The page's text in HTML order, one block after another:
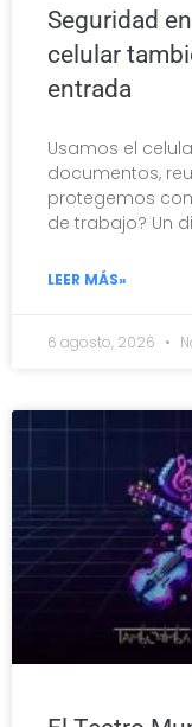
Seguridad
celular
entrada
Usamos el
documentos,
protegemos
de trabajo? Un
LEER MÁS»
6 agosto, 2026